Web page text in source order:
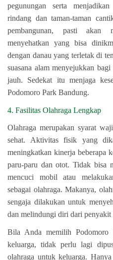
pegunungan serta
rindang dan taman-taman
pembangunan, pasti akan
menyehatkan yang bisa
dengan danau yang terletak di
suasana alam menyejukkan
jauh. Sedekat itu menjaga
Podomoro Park Bandung.
4. Fasilitas Olahraga Lengkap
Olahraga merupakan syarat
sehat. Aktivitas fisik yang
meningkatkan kinerja beberapa
paru-paru dan otot. Tidak bisa
mencuci mobil atau
sebagai olahraga. Makanya,
sengaja dilakukan untuk
dan melindungi diri dari penyakit
Bila Anda memilih Podomoro
keluarga, tidak perlu lagi
olahraga untuk keluarga.